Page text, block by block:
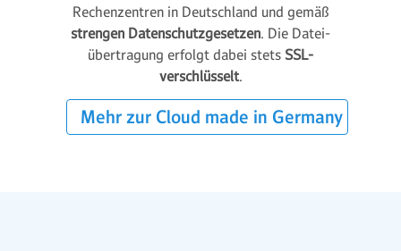
Rechen­zentren in Deutschland und gemäß
strengen Daten­schutz­gesetzen. Die Datei­
übertragung erfolgt dabei stets SSL-
verschlüsselt.
Mehr zur Cloud made in Germany